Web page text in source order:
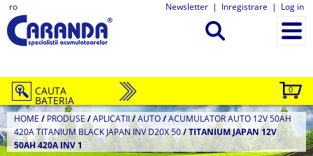
ro Newsletter | Inregistrare | Log in
0
CAUTA
BATERIA
HOME / PRODUSE/APLICATII/AUTO/ACUMULATOR AUTO 12V 50AH
420A TITANIUM BLACK JAPAN INV D20X 50/TITANIUM JAPAN 12V
50AH 420A INV 1